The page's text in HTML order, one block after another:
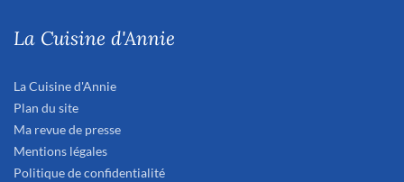
La Cuisine d'Annie
La Cuisine d'Annie
Plan du site
Ma revue de presse
Mentions légales
Politique de confidentialité